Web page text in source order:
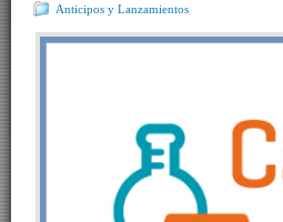
Anticipos y Lanzamientos